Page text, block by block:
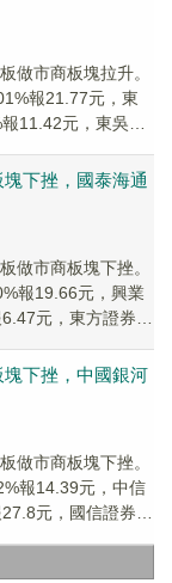
做市商板塊拉升。
報21.77元，東
11.42元，東吳證
塊下挫，國泰海通
做市商板塊下挫。
報19.66元，興業
元，東方證券
塊下挫，中國銀河
做市商板塊下挫。
報14.39元，中信
元，國信證券